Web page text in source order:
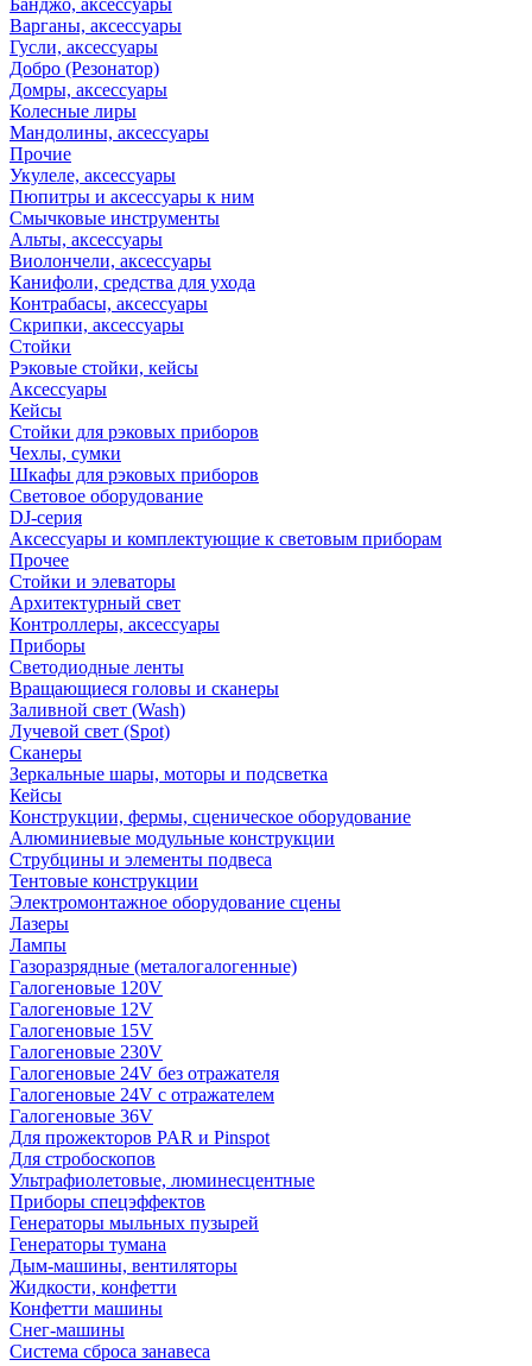
Банджо, аксессуары
Варганы, аксессуары
Гусли, аксессуары
Добро (Резонатор)
Домры, аксессуары
Колесные лиры
Мандолины, аксессуары
Прочие
Укулеле, аксессуары
Пюпитры и аксессуары к ним
Смычковые инструменты
Альты, аксессуары
Виолончели, аксессуары
Канифоли, средства для ухода
Контрабасы, аксессуары
Скрипки, аксессуары
Стойки
Рэковые стойки, кейсы
Аксессуары
Кейсы
Стойки для рэковых приборов
Чехлы, сумки
Шкафы для рэковых приборов
Световое оборудование
DJ-серия
Аксессуары и комплектующие к световым приборам
Прочее
Стойки и элеваторы
Архитектурный свет
Контроллеры, аксессуары
Приборы
Светодиодные ленты
Вращающиеся головы и сканеры
Заливной свет (Wash)
Лучевой свет (Spot)
Сканеры
Зеркальные шары, моторы и подсветка
Кейсы
Конструкции, фермы, сценическое оборудование
Алюминиевые модульные конструкции
Струбцины и элементы подвеса
Тентовые конструкции
Электромонтажное оборудование сцены
Лазеры
Лампы
Газоразрядные (металогалогенные)
Галогеновые 120V
Галогеновые 12V
Галогеновые 15V
Галогеновые 230V
Галогеновые 24V без отражателя
Галогеновые 24V с отражателем
Галогеновые 36V
Для прожекторов PAR и Pinspot
Для стробоскопов
Ультрафиолетовые, люминесцентные
Приборы спецэффектов
Генераторы мыльных пузырей
Генераторы тумана
Дым-машины, вентиляторы
Жидкости, конфетти
Конфетти машины
Снег-машины
Система сброса занавеса